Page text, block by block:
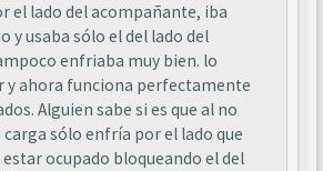
el lado del acompañante, iba
y usaba sólo el del lado del
enfriaba muy bien. lo
y ahora funciona perfectamente
Alguien sabe si es que al no
sólo enfría por el lado que
ocupado bloqueando el del